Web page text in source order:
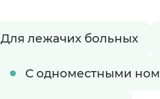
Для лежачих больных
С одноместными
Когда